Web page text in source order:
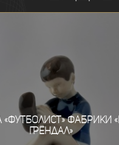
«Футболист» фабрики
Грёндал»